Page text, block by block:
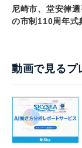
尼崎市、堂安律
の市制110周年式
動画で見るプ